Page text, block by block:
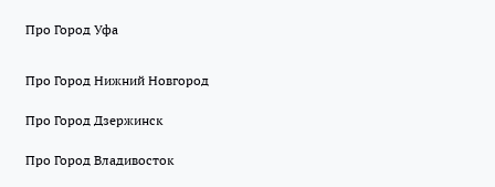
Про Город Уфа
Про Город Нижний Новгород
Про Город Дзержинск
Про Город Владивосток